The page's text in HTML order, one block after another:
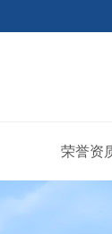
荣誉资